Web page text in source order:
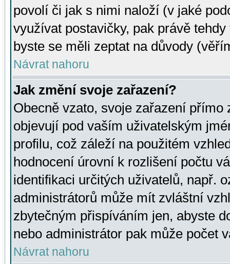
povolí či jak s nimi naloží (v jaké
využívat postavičky, pak právě
byste se měli zeptat na důvody
Návrat nahoru
Jak změní svoje zařazení?
Obecně vzato, svoje zařazení přímo
objevují pod vaším uživatelským
profilu, což záleží na použitém
hodnocení úrovní k rozlišení počtu
identifikaci určitých uživatelů, např.
administrátorů může mít zvláštní
zbytečným přispíváním jen, abyste
nebo administrátor pak může počet
Návrat nahoru